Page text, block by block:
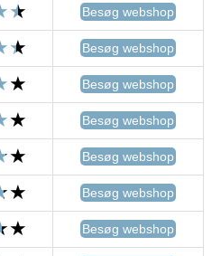
Besøg webshop
Besøg webshop
Besøg webshop
Besøg webshop
Besøg webshop
Besøg webshop
Besøg webshop